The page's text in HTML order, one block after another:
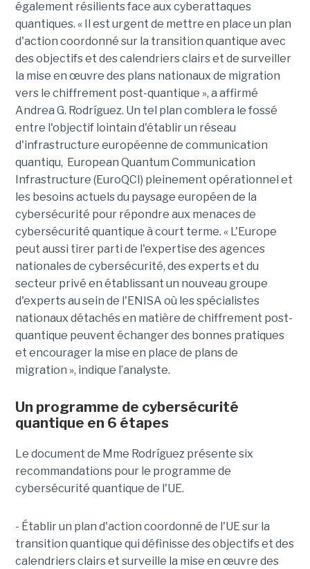
également résilients face aux cyberattaques
quantiques. « Il est urgent de mettre en place un plan
d'action coordonné sur la transition quantique avec
des objectifs et des calendriers clairs et de surveiller
la mise en œuvre des plans nationaux de migration
vers le chiffrement post-quantique », a affirmé
Andrea G. Rodríguez. Un tel plan comblera le fossé
entre l'objectif lointain d'établir un réseau
d'infrastructure européenne de communication
quantiqu, European Quantum Communication
Infrastructure (EuroQCI) pleinement opérationnel et
les besoins actuels du paysage européen de la
cybersécurité pour répondre aux menaces de
cybersécurité quantique à court terme. « L'Europe
peut aussi tirer parti de l'expertise des agences
nationales de cybersécurité, des experts et du
secteur privé en établissant un nouveau groupe
d'experts au sein de l'ENISA où les spécialistes
nationaux détachés en matière de chiffrement post-
quantique peuvent échanger des bonnes pratiques
et encourager la mise en place de plans de
migration », indique l’analyste.
Un programme de cybersécurité
quantique en 6 étapes
Le document de Mme Rodríguez présente six
recommandations pour le programme de
cybersécurité quantique de l'UE.
- Établir un plan d'action coordonné de l'UE sur la
transition quantique qui définisse des objectifs et des
calendriers clairs et surveille la mise en œuvre des